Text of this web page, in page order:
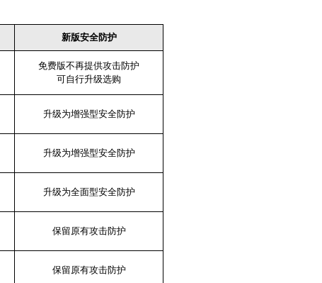
新版安全防护
免费版不再提供攻击防护
可自行升级选购
升级为增强型安全防护
升级为增强型安全防护
升级为全面型安全防护
保留原有攻击防护
保留原有攻击防护